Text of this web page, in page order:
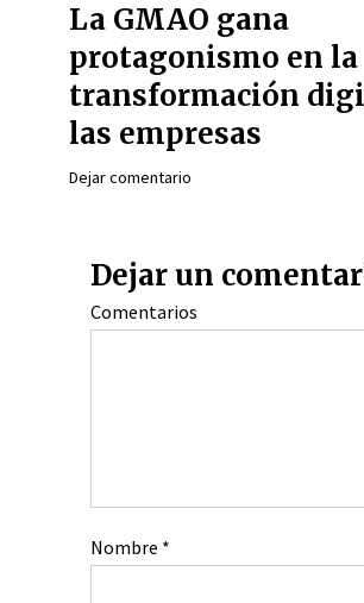
La GMAO gana
protagonismo en la
transformación
las empresas
Dejar comentario
Dejar un
Comentarios
Nombre *